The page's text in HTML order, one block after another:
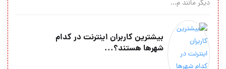
دیگر مانند م...
بیشترین کاربران اینترنت در کدام
شهرها هستند؟...